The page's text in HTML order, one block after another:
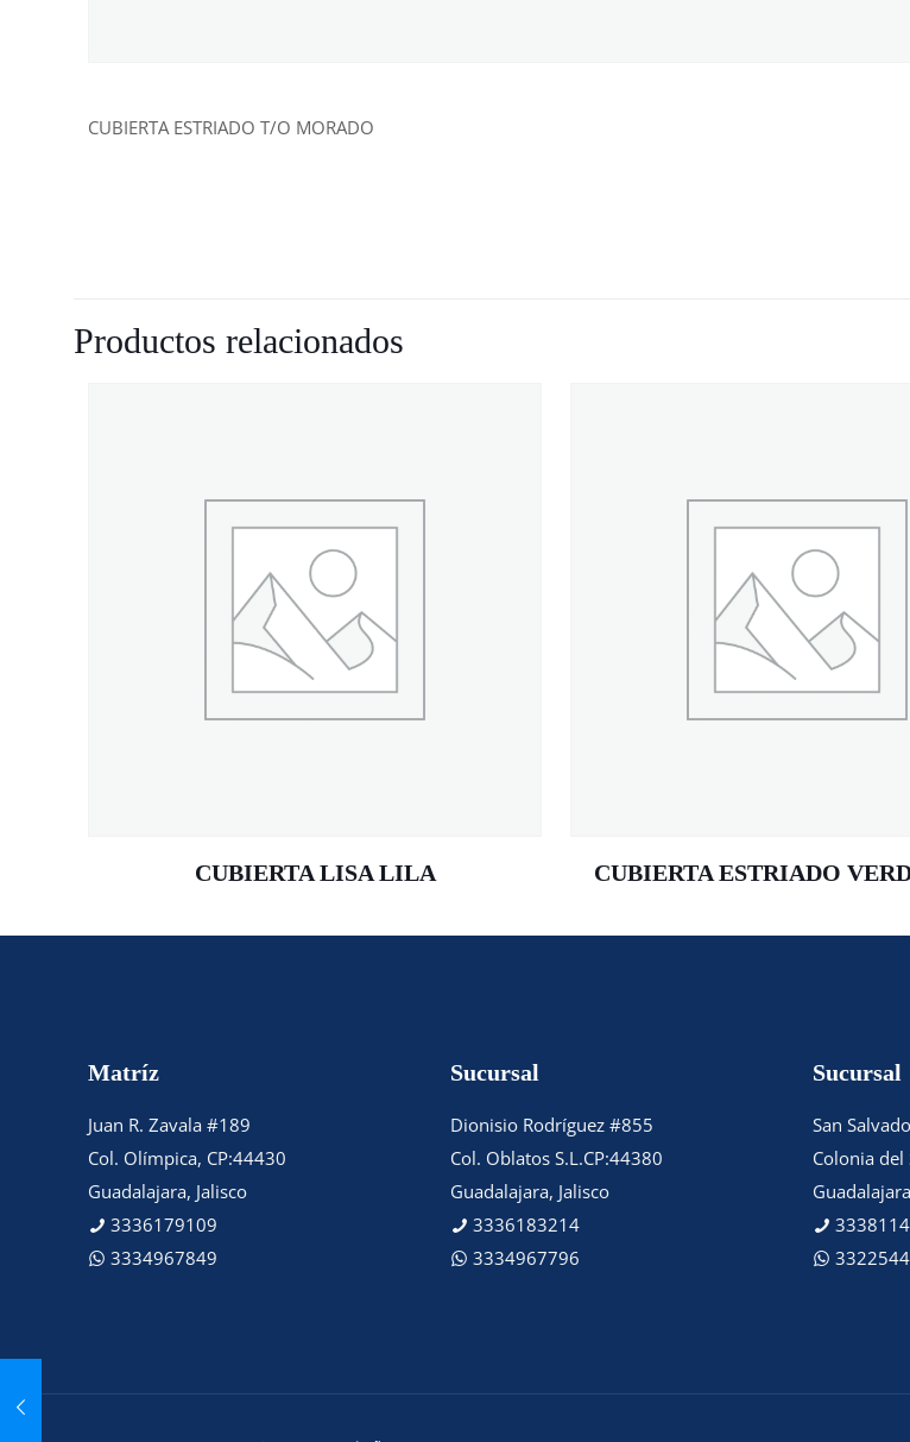
CUBIERTA ESTRIADO T/O MORADO
Productos relacionados
CUBIERTA LISA LILA CUBIERTA ESTRIADO
Matríz
Juan R. Zavala #189
Col. Olímpica, CP:44430
Guadalajara, Jalisco
3336179109
3334967849
Sucursal
Dionisio Rodríguez #855
Col. Oblatos S.L.CP:44380
Guadalajara, Jalisco
3336183214
3334967796
Sucursal
San
Colonia del